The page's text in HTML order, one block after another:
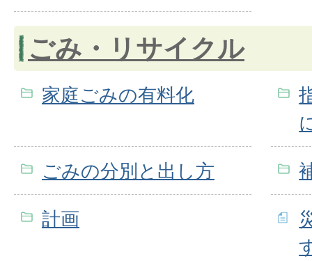
ごみ・リサイクル
家庭ごみの有料化
ごみの分別と出し方
計画